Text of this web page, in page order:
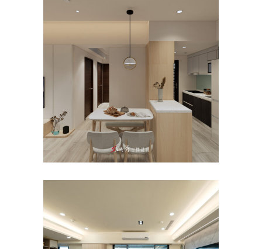
台南裝修設計推薦｜善化室內
設計公司｜陽光四季
公寓/大樓 / 室內設計/ 新成
台南安平室內設計｜台南安平